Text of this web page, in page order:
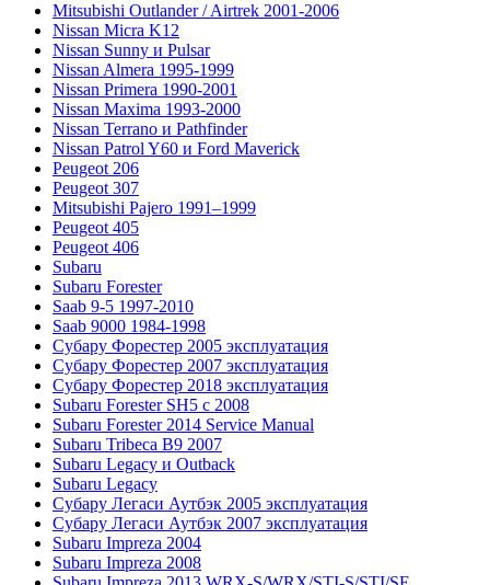
Mitsubishi Outlander / Airtrek 2001-2006
Nissan Micra K12
Nissan Sunny и Pulsar
Nissan Almera 1995-1999
Nissan Primera 1990-2001
Nissan Maxima 1993-2000
Nissan Terrano и Pathfinder
Nissan Patrol Y60 и Ford Maverick
Peugeot 206
Peugeot 307
Mitsubishi Pajero 1991–1999
Peugeot 405
Peugeot 406
Subaru
Subaru Forester
Saab 9-5 1997-2010
Saab 9000 1984-1998
Субару Форестер 2005 эксплуатация
Субару Форестер 2007 эксплуатация
Субару Форестер 2018 эксплуатация
Subaru Forester SH5 с 2008
Subaru Forester 2014 Service Manual
Subaru Tribeca В9 2007
Subaru Legacy и Outback
Subaru Legacy
Субару Легаси Аутбэк 2005 эксплуатация
Субару Легаси Аутбэк 2007 эксплуатация
Subaru Impreza 2004
Subaru Impreza 2008